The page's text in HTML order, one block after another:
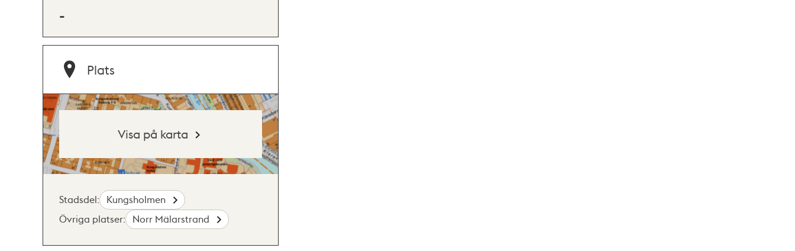
-
Plats
Visa på karta
Stadsdel:
Kungsholmen
Övriga platser:
Norr Mälarstrand